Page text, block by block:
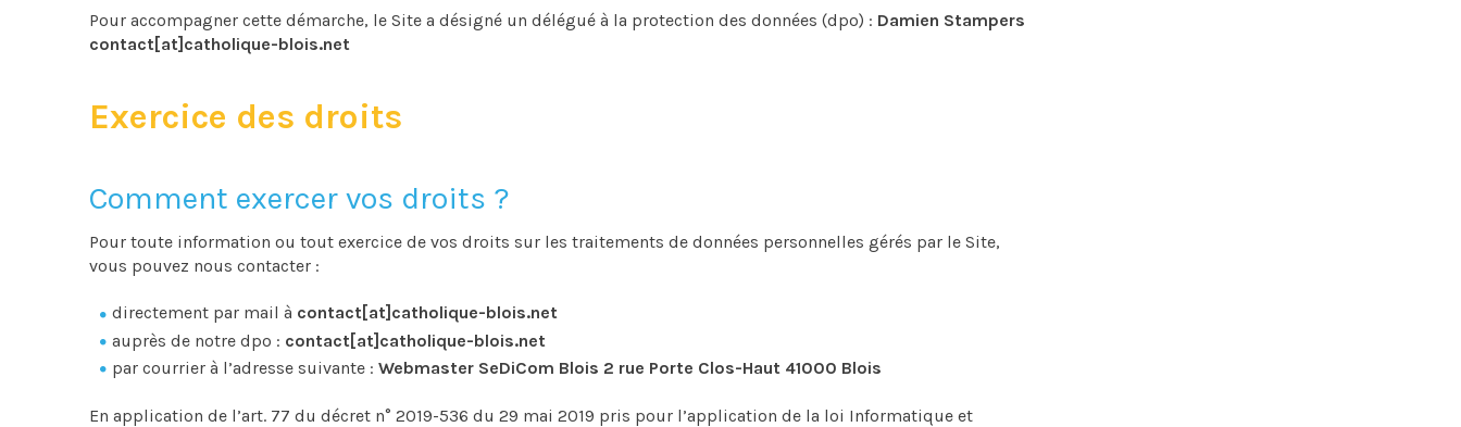
Pour accompagner cette démarche, le Site a désigné un délégué à la protection des données (dpo) : Damien Stampers
contact[at]catholique-blois.net
Exercice des droits
Comment exercer vos droits ?
Pour toute information ou tout exercice de vos droits sur les traitements de données personnelles gérés par le Site,
vous pouvez nous contacter :
directement par mail à contact[at]catholique-blois.net
auprès de notre dpo : contact[at]catholique-blois.net
par courrier à l’adresse suivante : Webmaster SeDiCom Blois 2 rue Porte Clos-Haut 41000 Blois
En application de l’art. 77 du décret n° 2019-536 du 29 mai 2019 pris pour l’application de la loi Informatique et